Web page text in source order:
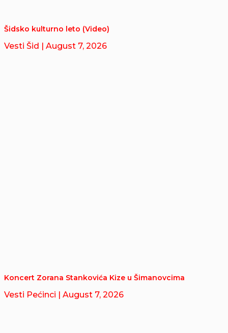
Šidsko kulturno leto (Video)
Vesti Šid | August 7, 2026
Koncert Zorana Stankovića Kize u Šimanovcima
Vesti Pećinci | August 7, 2026